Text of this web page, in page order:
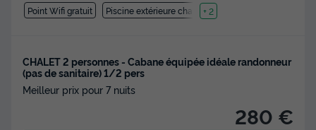
Point Wifi gratuit Piscine extérieure chauffée
+ 2
CHALET 2 personnes - Cabane équipée idéale randonneur
(pas de sanitaire) 1/2 pers
Meilleur prix pour 7 nuits
280 €